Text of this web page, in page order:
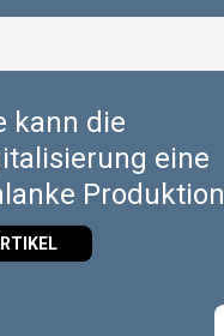
kann die
eine
Produktion